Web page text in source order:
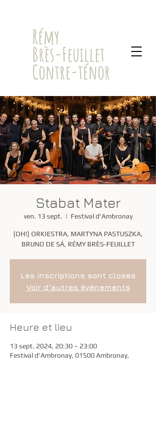
​Rémy
Brès-Feuillet
Contre-ténor
Stabat Mater
ven. 13 sept.
  |
Festival d'Ambronay
{OH!} ORKIESTRA, MARTYNA PASTUSZKA,
BRUNO DE SÁ, RÉMY BRÈS-FEUILLET
Les inscriptions sont closes
Voir d'autres événements
Heure et lieu
13 sept. 2024, 20:30 – 23:00
Festival d'Ambronay, 01500 Ambronay,